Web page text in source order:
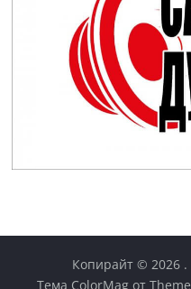
Копирайт © 2026
Тема ColorMag от